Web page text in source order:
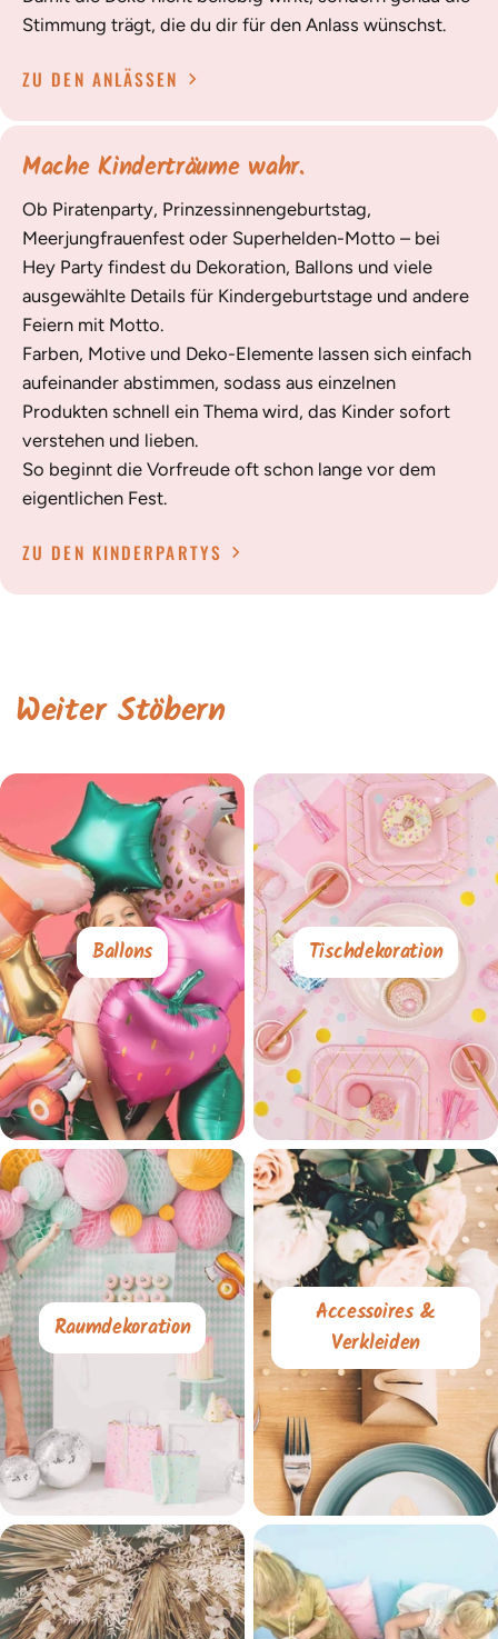
Stimmung trägt, die du dir für den Anlass wünschst.
ZU DEN ANLÄSSEN
Mache Kinderträume wahr.
Ob Piratenparty, Prinzessinnengeburtstag,
Meerjungfrauenfest oder Superhelden-Motto – bei
Hey Party findest du Dekoration, Ballons und viele
ausgewählte Details für Kindergeburtstage und andere
Feiern mit Motto.
Farben, Motive und Deko-Elemente lassen sich einfach
aufeinander abstimmen, sodass aus einzelnen
Produkten schnell ein Thema wird, das Kinder sofort
verstehen und lieben.
So beginnt die Vorfreude oft schon lange vor dem
eigentlichen Fest.
ZU DEN KINDERPARTYS
Weiter Stöbern
Ballons Tischdekoration
Raumdekoration
Accessoires &
Verkleiden